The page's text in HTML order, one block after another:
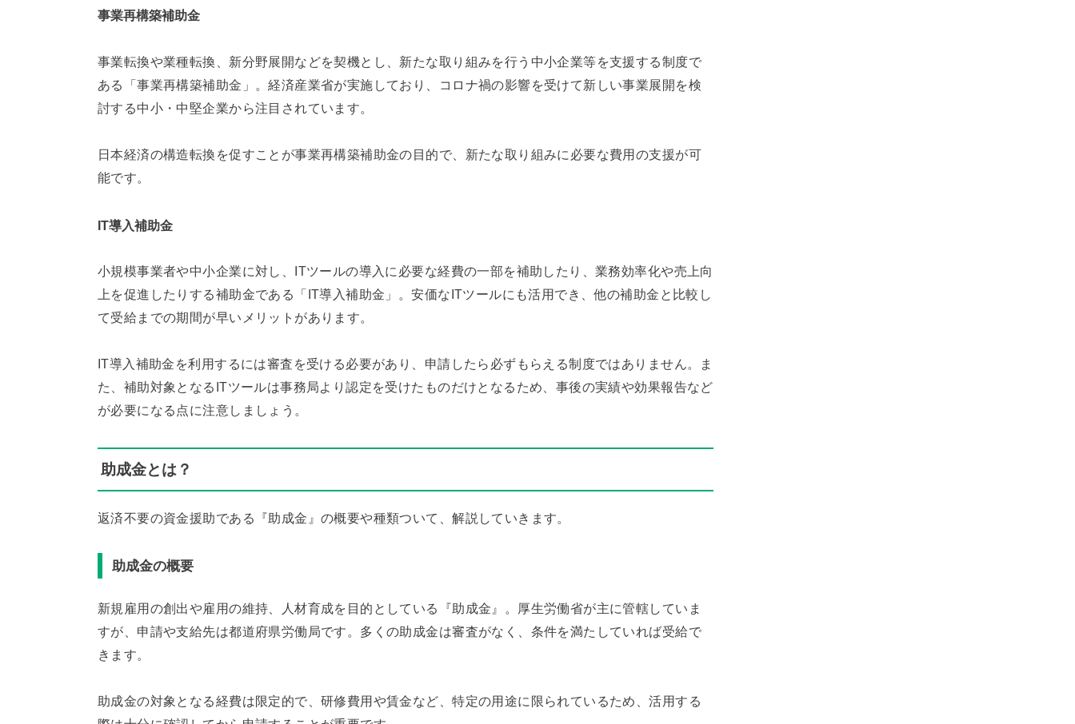
事業再構築補助金
事業転換や業種転換、新分野展開などを契機とし、新たな取り組みを行う中小企業等を支援する制度で
ある「事業再構築補助金」。経済産業省が実施しており、コロナ禍の影響を受けて新しい事業展開を検
討する中小・中堅企業から注目されています。
日本経済の構造転換を促すことが事業再構築補助金の目的で、新たな取り組みに必要な費用の支援が可
能です。
IT導入補助金
小規模事業者や中小企業に対し、ITツールの導入に必要な経費の一部を補助したり、業務効率化や売上向
上を促進したりする補助金である「IT導入補助金」。安価なITツールにも活用でき、他の補助金と比較し
て受給までの期間が早いメリットがあります。
IT導入補助金を利用するには審査を受ける必要があり、申請したら必ずもらえる制度ではありません。ま
た、補助対象となるITツールは事務局より認定を受けたものだけとなるため、事後の実績や効果報告など
が必要になる点に注意しましょう。
助成金とは？
返済不要の資金援助である『助成金』の概要や種類ついて、解説していきます。
助成金の概要
新規雇用の創出や雇用の維持、人材育成を目的としている『助成金』。厚生労働省が主に管轄していま
すが、申請や支給先は都道府県労働局です。多くの助成金は審査がなく、条件を満たしていれば受給で
きます。
助成金の対象となる経費は限定的で、研修費用や賃金など、特定の用途に限られているため、活用する